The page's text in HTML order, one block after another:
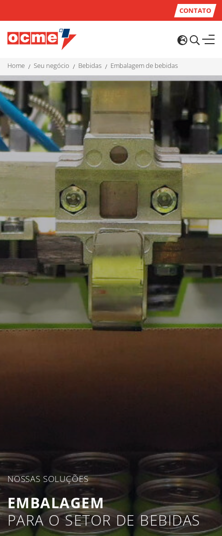
CONTATO
home seu negócio bebidas embalagem de bebidas
NOSSAS SOLUÇÕES
EMBALAGEM
PARA O SETOR DE BEBIDAS